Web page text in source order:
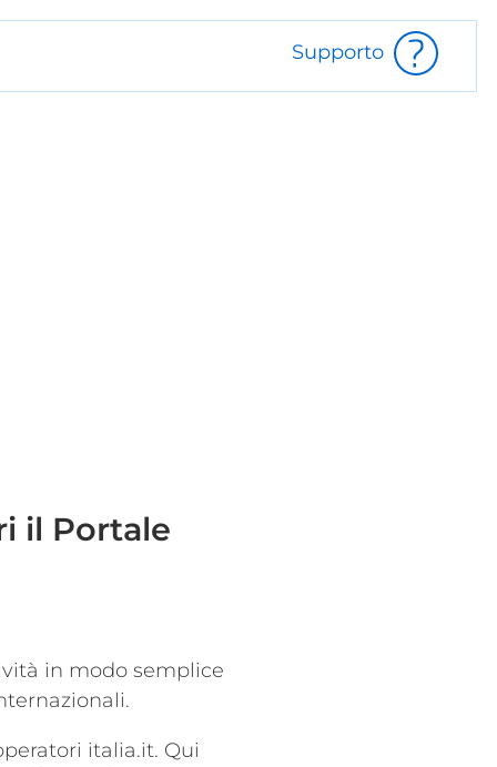
Supporto
il Portale
in modo semplice
italia.it. Qui